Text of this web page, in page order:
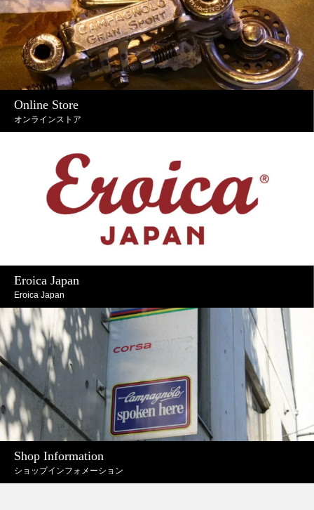
Online Store
オンラインストア
Eroica Japan
Eroica Japan
Shop Information
ショップインフォメーション